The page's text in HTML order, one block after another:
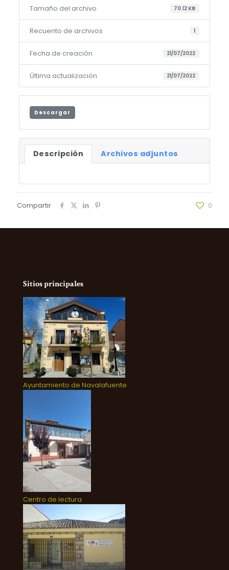
Tamaño del archivo 70.12 KB
Recuento de archivos 1
Fecha de creación 21/07/2022
Última actualización 21/07/2022
Descargar
Descripción Archivos adjuntos
Compartir 0
Sitios principales
Ayuntamiento de Navalafuente
Centro de lectura